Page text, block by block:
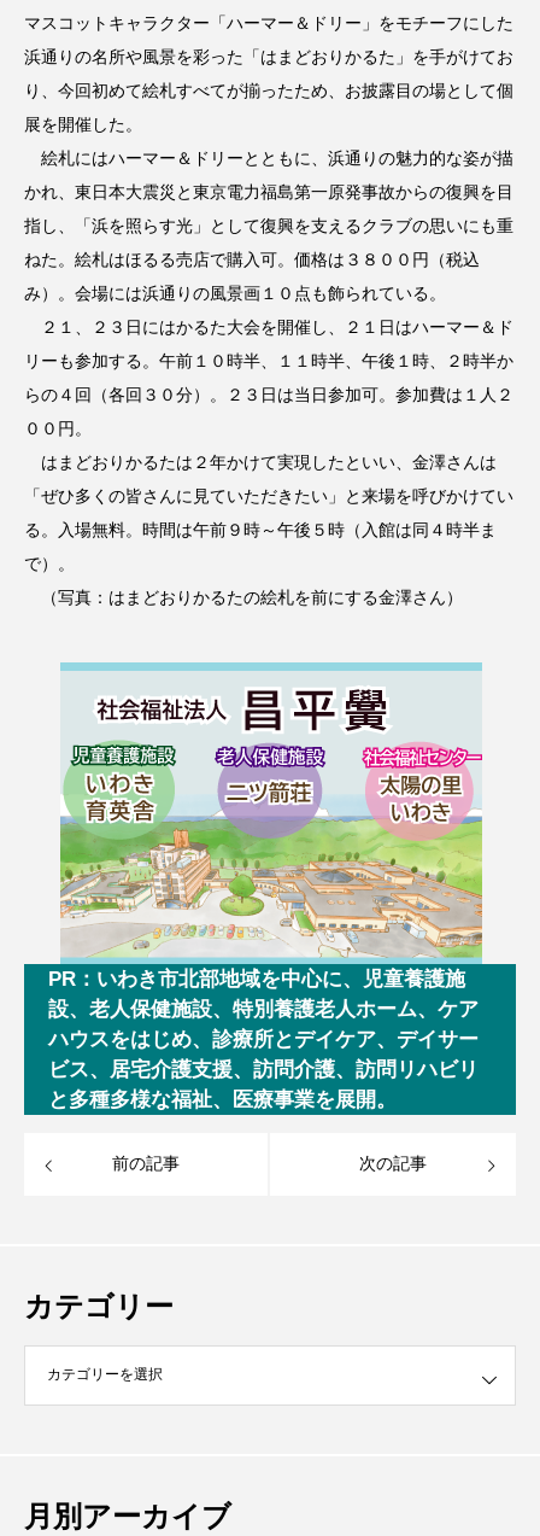
マスコットキャラクター「ハーマー＆ドリー」をモチーフにした
浜通りの名所や風景を彩った「はまどおりかるた」を手がけてお
り、今回初めて絵札すべてが揃ったため、お披露目の場として個
展を開催した。
絵札にはハーマー＆ドリーとともに、浜通りの魅力的な姿が描
かれ、東日本大震災と東京電力福島第一原発事故からの復興を目
指し、「浜を照らす光」として復興を支えるクラブの思いにも重
ねた。絵札はほるる売店で購入可。価格は３８００円（税込
み）。会場には浜通りの風景画１０点も飾られている。
２１、２３日にはかるた大会を開催し、２１日はハーマー＆ド
リーも参加する。午前１０時半、１１時半、午後１時、２時半か
らの４回（各回３０分）。２３日は当日参加可。参加費は１人２
００円。
はまどおりかるたは２年かけて実現したといい、金澤さんは
「ぜひ多くの皆さんに見ていただきたい」と来場を呼びかけてい
る。入場無料。時間は午前９時～午後５時（入館は同４時半ま
で）。
（写真：はまどおりかるたの絵札を前にする金澤さん）
PR：いわき市北部地域を中心に、児童養護施
設、老人保健施設、特別養護老人ホーム、ケア
ハウスをはじめ、診療所とデイケア、デイサー
ビス、居宅介護支援、訪問介護、訪問リハビリ
と多種多様な福祉、医療事業を展開。
前の記事 次の記事
カテゴリー
月別アーカイブ